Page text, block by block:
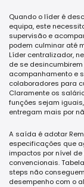
Quando o líder é
equipa, este
supervisão e
podem culminar até
Líder centralizador,
de se
acompanhamento e
colaboradores para
Claramente os
funções sejam
entregam mais por
A saída é adotar
especificações que
impactos por nível
convencionais.
steps não
desempenho com o